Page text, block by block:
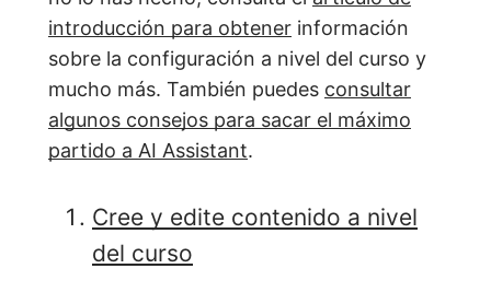
introducción para obtener información
sobre la configuración a nivel del curso y
mucho más. También puedes consultar
algunos consejos para sacar el máximo
partido a AI Assistant.
Cree y edite contenido a nivel
del curso